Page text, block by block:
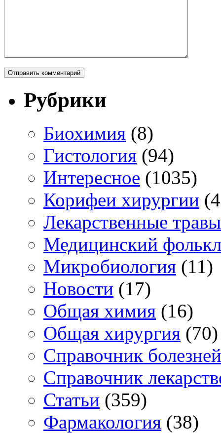
Рубрики
Биохимия (8)
Гистология (94)
Интересное (1035)
Корифеи хирургии
Лекарственные травы
Медицинский
Микробиология (11)
Новости (17)
Общая химия (16)
Общая хирургия (70)
Справочник болезней
Справочник
Статьи (359)
Фармакология (38)